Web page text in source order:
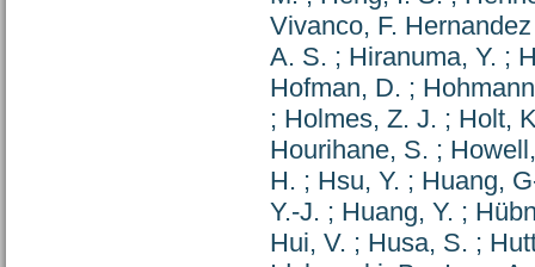
Vivanco, F. Hernandez
A. S. ; Hiranuma, Y. ;
Hofman, D. ;
; Holmes, Z. J. ; Holt,
Hourihane, S. ;
H. ; Hsu, Y. ; Huang,
Y.-J. ; Huang, Y. ;
Hui, V. ; Husa, S. ;